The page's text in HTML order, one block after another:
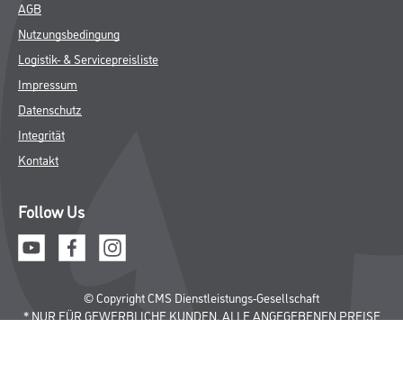
AGB
Nutzungsbedingung
Logistik- & Servicepreisliste
Impressum
Datenschutz
Integrität
Kontakt
Follow Us
© Copyright CMS Dienstleistungs-Gesellschaft
* NUR FÜR GEWERBLICHE KUNDEN. ALLE ANGEGEBENEN PREISE